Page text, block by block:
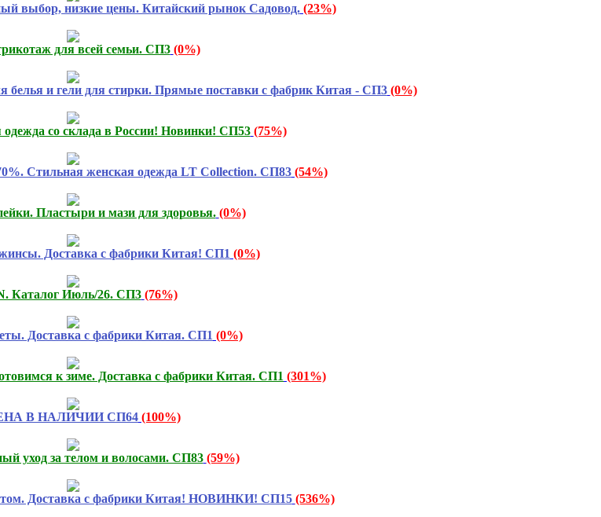
выбор, низкие цены. Китайский рынок Садовод. (23%)
для всей семьи. СП3 (0%)
белья и гели для стирки. Прямые поставки с фабрик Китая - СП3 (0%)
со склада в России! Новинки! СП53 (75%)
женская одежда LT Collection. СП83 (54%)
Пластыри и мази для здоровья. (0%)
Доставка с фабрики Китая! СП1 (0%)
Каталог Июль/26. СП3 (76%)
Доставка с фабрики Китая. СП1 (0%)
к зиме. Доставка с фабрики Китая. СП1 (301%)
В НАЛИЧИИ СП64 (100%)
уход за телом и волосами. СП83 (59%)
Доставка с фабрики Китая! НОВИНКИ! СП15 (536%)